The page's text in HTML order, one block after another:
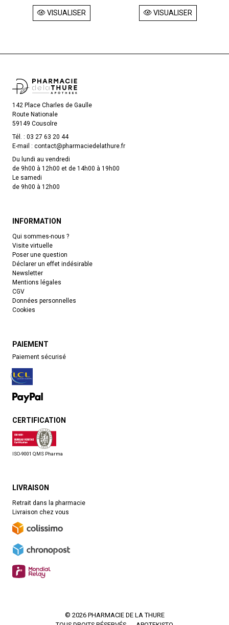
VISUALISER VISUALISER
142 Place Charles de Gaulle
Route Nationale
59149 Cousolre
Tél. : 03 27 63 20 44
E-mail : contact@pharmaciedelathure.fr
Du lundi au vendredi
de 9h00 à 12h00 et de 14h00 à 19h00
Le samedi
de 9h00 à 12h00
INFORMATION
Qui sommes-nous ?
Visite virtuelle
Poser une question
Déclarer un effet indésirable
Newsletter
Mentions légales
CGV
Données personnelles
Cookies
PAIEMENT
Paiement sécurisé
CERTIFICATION
ISO-9001 QMS Pharma
LIVRAISON
Retrait dans la pharmacie
Livraison chez vous
© 2026 PHARMACIE DE LA THURE